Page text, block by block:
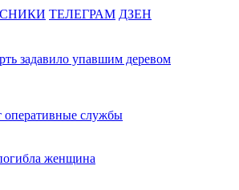
ТЕЛЕГРАМ ДЗЕН
задавило упавшим деревом
оперативные службы
женщина